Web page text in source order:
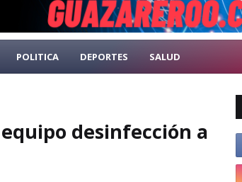
POLITICA DEPORTES SALUD
desinfección a